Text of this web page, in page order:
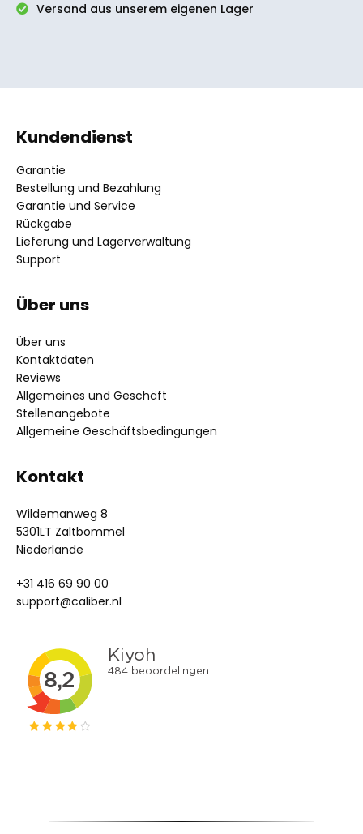
Versand aus unserem eigenen Lager
Kundendienst
Garantie
Bestellung und Bezahlung
Garantie und Service
Rückgabe
Lieferung und Lagerverwaltung
Support
Über uns
Über uns
Kontaktdaten
Reviews
Allgemeines und Geschäft
Stellenangebote
Allgemeine Geschäftsbedingungen
Kontakt
Wildemanweg 8
5301LT Zaltbommel
Niederlande
+31 416 69 90 00
support@caliber.nl